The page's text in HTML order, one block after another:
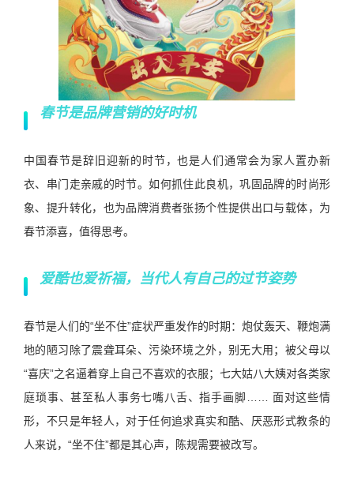
春节是品牌营销的好时机
中国春节是辞旧迎新的时节，也是人们通常会为家人置办新
衣、串门走亲戚的时节。如何抓住此良机，巩固品牌的时尚形
象、提升转化，也为品牌消费者张扬个性提供出口与载体，为
春节添喜，值得思考。
爱酷也爱祈福，当代人有自己的过节姿势
春节是人们的“坐不住”症状严重发作的时期：炮仗轰天、鞭炮满
地的陋习除了震聋耳朵、污染环境之外，别无大用；被父母以
“喜庆”之名逼着穿上自己不喜欢的衣服；七大姑八大姨对各类家
庭琐事、甚至私人事务七嘴八舌、指手画脚…… 面对这些情
形，不只是年轻人，对于任何追求真实和酷、厌恶形式教条的
人来说，“坐不住”都是其心声，陈规需要被改写。